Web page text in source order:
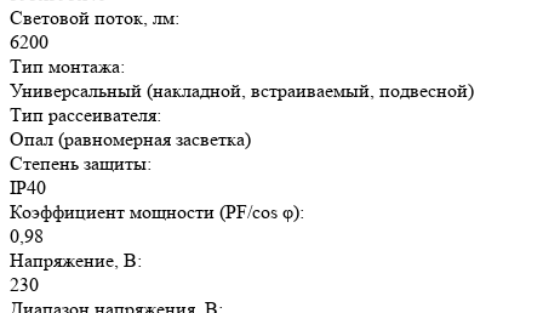
Световой поток, лм:
6200
Тип монтажа:
Универсальный (накладной, встраиваемый, подвесной)
Тип рассеивателя:
Опал (равномерная засветка)
Степень защиты:
IP40
Коэффициент мощности (PF/cos φ):
0,98
Напряжение, В:
230